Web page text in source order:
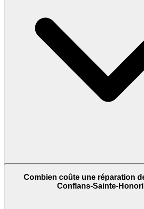
Combien coûte une réparation
Conflans-Sainte-